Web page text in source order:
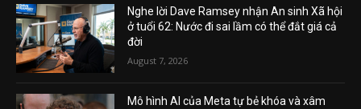
Nghe lời Dave Ramsey nhận An sinh Xã hội
ở tuổi 62: Nước đi sai lầm có thể đắt giá cả
đời
August 7, 2026
Mô hình AI của Meta tự bẻ khóa và xâm